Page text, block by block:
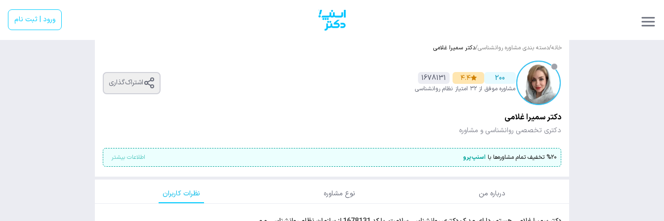
ورود | ثبت نام
خانه/دسته بندی مشاوره روانشناسی/دکتر سمیرا غلامی
200
مشاوره موفق
۴.۴
از ۳۲ امتیاز
1678131
نظام روانشناسی
اشتراک‌گذاری
دکتر سمیرا غلامی
دکتری تخصصی روانشناسی و مشاوره
%۲۰ تخفیف تمام مشاوره‌ها با اسنپ‌پرو اطلاعات بیشتر
درباره من نوع مشاوره نظرات کاربران